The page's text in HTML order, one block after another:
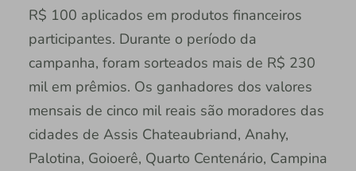
R$ 100 aplicados em produtos financeiros
participantes. Durante o período da
campanha, foram sorteados mais de R$ 230
mil em prêmios. Os ganhadores dos valores
mensais de cinco mil reais são moradores das
cidades de Assis Chateaubriand, Anahy,
Palotina, Goioerê, Quarto Centenário, Campina